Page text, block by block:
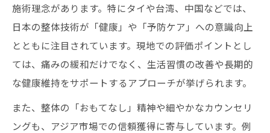
施術理念があります。特にタイや台湾、中国などでは、
日本の整体技術が「健康」や「予防ケア」への意識向上
とともに注目されています。現地での評価ポイントとし
ては、痛みの緩和だけでなく、生活習慣の改善や長期的
な健康維持をサポートするアプローチが挙げられます。
また、整体の「おもてなし」精神や細やかなカウンセリ
ングも、アジア市場での信頼獲得に寄与しています。例